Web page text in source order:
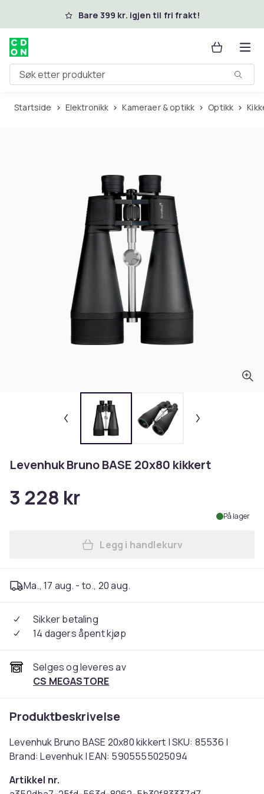
Hopp til hovedinnholdBare 399 kr. igjen til fri frakt!
Søk etter produkter
Startside Elektronikk Kameraer & optikk Optikk
Levenhuk Bruno BASE 20x80 kikkert
3 228 kr
På lager
Legg Levenhuk Bruno
Legg i handlekurv
Ma., 17 aug. - to., 20 aug.
Sikker betaling
14 dagers åpent kjøp
Selges og leveres av
CS MEGASTORE
Produktbeskrivelse
Levenhuk Bruno BASE 20x80 kikkert | SKU: 85536 |
Brand: Levenhuk | EAN: 5905555025094
Artikkel nr.